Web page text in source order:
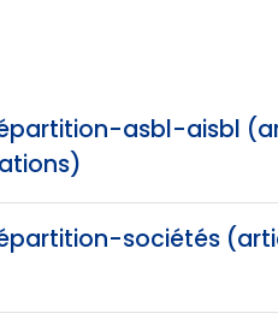
asbl-aisbl
sociétés